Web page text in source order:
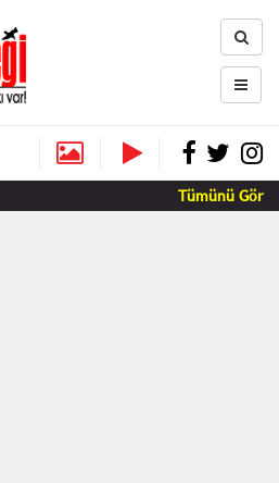
Tümünü Gör